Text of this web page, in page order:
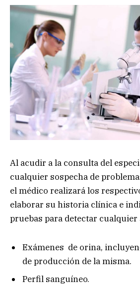
Al acudir a la consulta del
cualquier sospecha de
el médico realizará los
elaborar su historia clínica e
pruebas para detectar cualquier
Exámenes de orina,
de producción de la misma.
Perfil sanguíneo.